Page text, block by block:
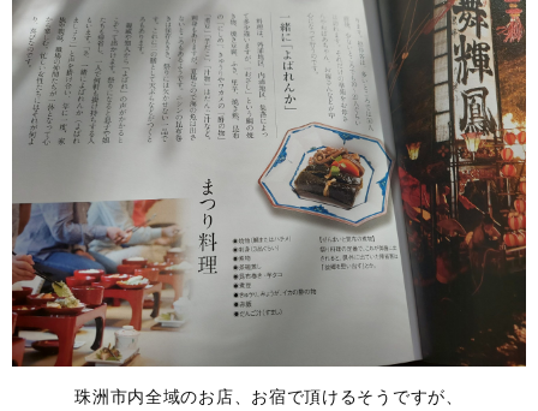
珠洲市内全域のお店、お宿で頂けるそうですが、